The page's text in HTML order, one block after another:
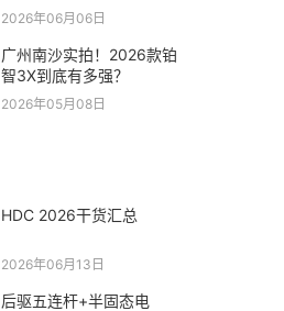
2026年06月06日
广州南沙实拍！2026款铂
智3X到底有多强？
2026年05月08日
HDC 2026干货汇总
2026年06月13日
后驱五连杆+半固态电